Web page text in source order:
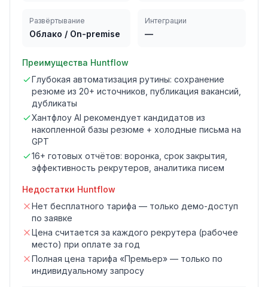
Развёртывание
Облако / On-premise
Интеграции
—
Преимущества Huntflow
Глубокая автоматизация рутины: сохранение
резюме из 20+ источников, публикация вакансий,
дубликаты
Хантфлоу AI рекомендует кандидатов из
накопленной базы резюме + холодные письма на
GPT
16+ готовых отчётов: воронка, срок закрытия,
эффективность рекрутеров, аналитика писем
Недостатки Huntflow
Нет бесплатного тарифа — только демо-доступ
по заявке
Цена считается за каждого рекрутера (рабочее
место) при оплате за год
Полная цена тарифа «Премьер» — только по
индивидуальному запросу